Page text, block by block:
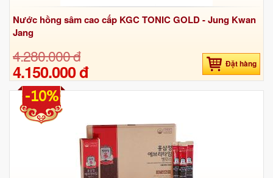
Nước hồng sâm cao cấp KGC TONIC GOLD - Jung Kwan
Jang
4.280.000 đ
4.150.000 đ Đặt hàng
-10%